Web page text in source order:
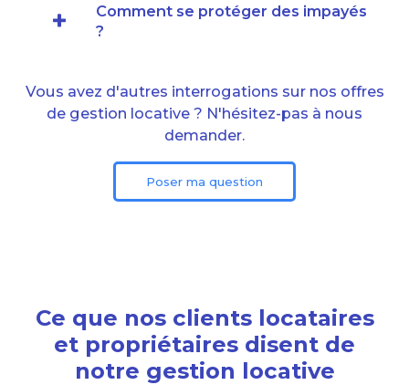
Comment se protéger des impayés
?
Vous avez d'autres interrogations sur nos offres
de gestion locative ? N'hésitez-pas à nous
demander.
Poser ma question
Ce que nos clients locataires
et propriétaires disent de
notre gestion locative